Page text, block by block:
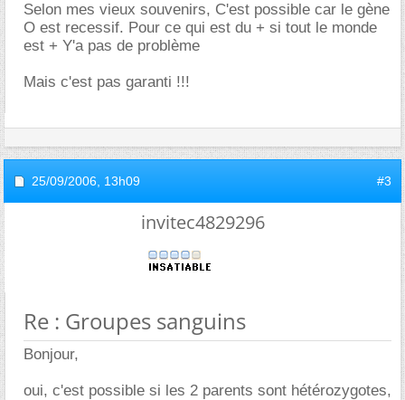
Selon mes vieux souvenirs, C'est possible car le gène
O est recessif. Pour ce qui est du + si tout le monde
est + Y'a pas de problème
Mais c'est pas garanti !!!
25/09/2006, 13h09 #3
invitec4829296
Re : Groupes sanguins
Bonjour,
oui, c'est possible si les 2 parents sont hétérozygotes,